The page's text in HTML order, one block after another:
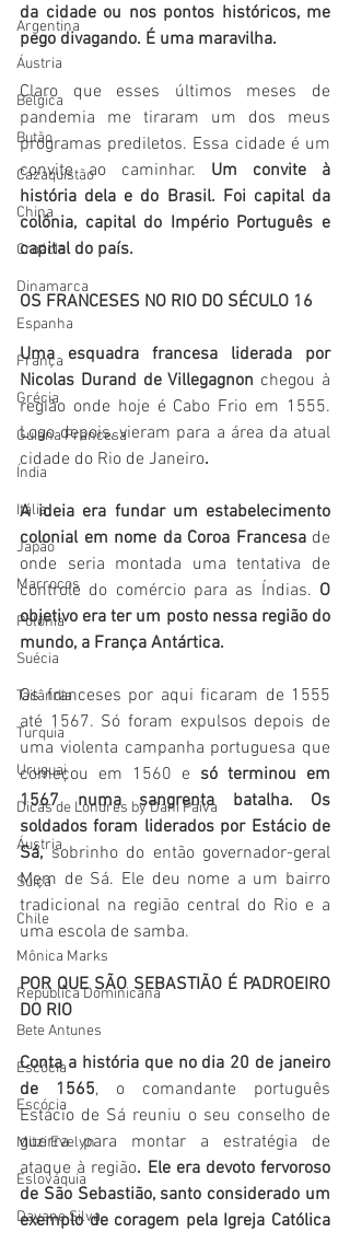
Argentina
Áustria
Bélgica
Butão
Cazaquistão
China
Croácia
Dinamarca
Espanha
França
Grécia
Guiana Francesa
Índia
Itália
Japão
Marrocos
Polônia
Suécia
Tailândia
Turquia
Uruguai
Dicas de Londres by Dani Paiva
Áustria
Suíça
Chile
Mônica Marks
República Dominicana
Bete Antunes
Escócia
Escócia
Mitzi Evelyn
Eslováquia
Dayane Silva
da cidade ou nos pontos históricos, me
pego divagando. É uma maravilha.
Claro que esses últimos meses de
pandemia me tiraram um dos meus
programas prediletos. Essa cidade é um
convite ao caminhar. Um convite à
história dela e do Brasil. Foi capital da
colônia, capital do Império Português e
capital do país.
OS FRANCESES NO RIO DO SÉCULO 16
Uma esquadra francesa liderada por
Nicolas Durand de Villegagnon chegou à
região onde hoje é Cabo Frio em 1555.
Logo depois, vieram para a área da atual
cidade do Rio de Janeiro.
A ideia era fundar um estabelecimento
colonial em nome da Coroa Francesa de
onde seria montada uma tentativa de
controle do comércio para as Índias. O
objetivo era ter um posto nessa região do
mundo, a França Antártica.
Os franceses por aqui ficaram de 1555
até 1567. Só foram expulsos depois de
uma violenta campanha portuguesa que
começou em 1560 e só terminou em
1567 numa sangrenta batalha. Os
soldados foram liderados por Estácio de
Sá, sobrinho do então governador-geral
Mem de Sá. Ele deu nome a um bairro
tradicional na região central do Rio e a
uma escola de samba.
POR QUE SÃO SEBASTIÃO É PADROEIRO
DO RIO
Conta a história que no dia 20 de janeiro
de 1565, o comandante português
Estácio de Sá reuniu o seu conselho de
guerra para montar a estratégia de
ataque à região. Ele era devoto fervoroso
de São Sebastião, santo considerado um
exemplo de coragem pela Igreja Católica